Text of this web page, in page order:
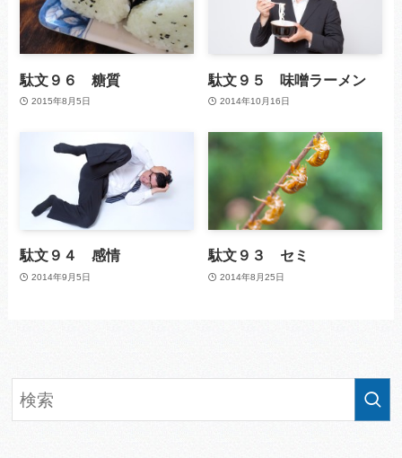
駄文９６ 糖質
2015年8月5日
駄文９５ 味噌ラーメン
2014年10月16日
駄文９４ 感情
2014年9月5日
駄文９３ セミ
2014年8月25日